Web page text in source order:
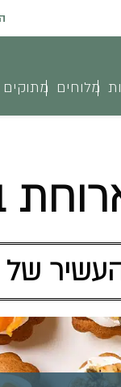
מלוחים מתוקים